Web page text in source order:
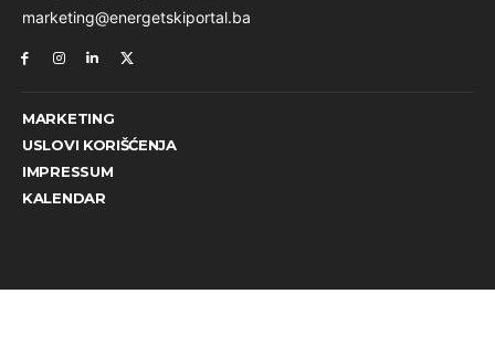
marketing@energetskiportal.ba
MARKETING
USLOVI KORIŠĆENJA
IMPRESSUM
KALENDAR